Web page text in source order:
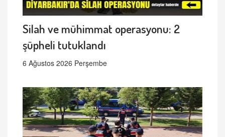
Silah ve mühimmat operasyonu: 2
şüpheli tutuklandı
6 Ağustos 2026 Perşembe